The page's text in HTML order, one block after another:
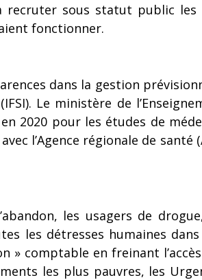
recruter sous statut public les
fonctionner.
dans la gestion
Le ministère de
2020 pour les études de
l’Agence régionale de santé
les usagers de
les détresses humaines dans
» comptable en freinant
les plus pauvres, les